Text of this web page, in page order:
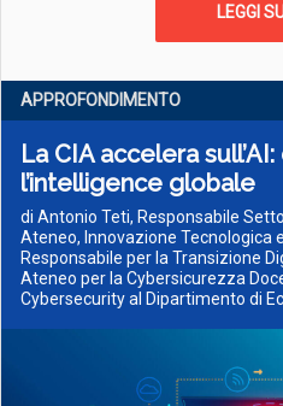
LEGGI
APPROFONDIMENTO
La CIA accelera
l’intelligence globale
di Antonio Teti, Responsabile
Ateneo, Innovazione Tecnologica
Responsabile per la Transizione
Ateneo per la Cybersicurezza
Cybersecurity al Dipartimento di